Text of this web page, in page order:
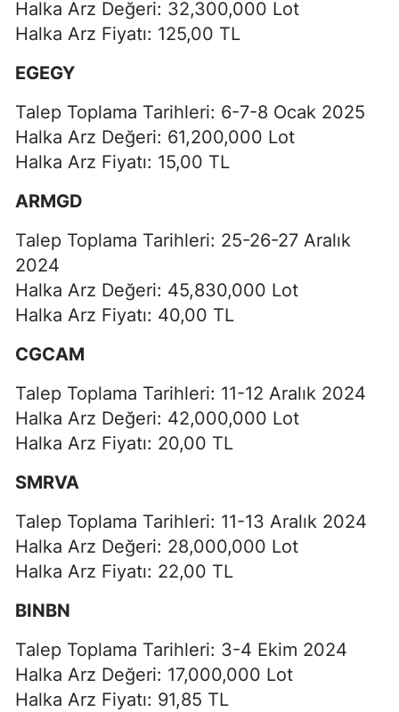
Halka Arz Değeri: 32,300,000 Lot
Halka Arz Fiyatı: 125,00 TL
EGEGY
Talep Toplama Tarihleri: 6-7-8 Ocak 2025
Halka Arz Değeri: 61,200,000 Lot
Halka Arz Fiyatı: 15,00 TL
ARMGD
Talep Toplama Tarihleri: 25-26-27 Aralık
2024
Halka Arz Değeri: 45,830,000 Lot
Halka Arz Fiyatı: 40,00 TL
CGCAM
Talep Toplama Tarihleri: 11-12 Aralık 2024
Halka Arz Değeri: 42,000,000 Lot
Halka Arz Fiyatı: 20,00 TL
SMRVA
Talep Toplama Tarihleri: 11-13 Aralık 2024
Halka Arz Değeri: 28,000,000 Lot
Halka Arz Fiyatı: 22,00 TL
BINBN
Talep Toplama Tarihleri: 3-4 Ekim 2024
Halka Arz Değeri: 17,000,000 Lot
Halka Arz Fiyatı: 91,85 TL